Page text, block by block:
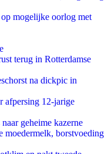
mogelijke oorlog met
terug in Rotterdamse
na dickpic in
afpersing 12-jarige
geheime kazerne
borstvoeding